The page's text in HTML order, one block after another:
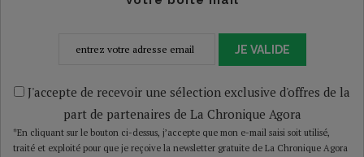
JE VALIDE
J'accepte de recevoir une sélection exclusive d'offres de la
part de partenaires de La Chronique Agora
*En cliquant sur le bouton ci-dessus, j’accepte que mon e-mail saisi soit utilisé,
traité et exploité pour que je reçoive la newsletter gratuite de La Chronique Agora